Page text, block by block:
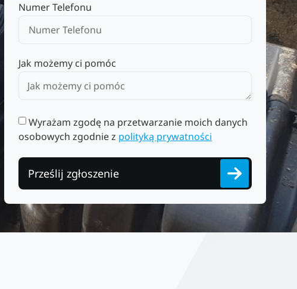
Numer Telefonu
Jak możemy ci pomóc
Wyrażam zgodę na przetwarzanie moich danych
osobowych zgodnie z polityką prywatności
Prześlij zgłoszenie